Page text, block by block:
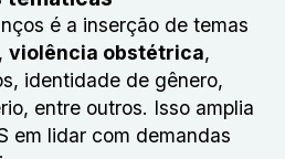
é a inserção de temas
, violência obstétrica,
identidade de gênero,
entre outros. Isso amplia
em lidar com demandas